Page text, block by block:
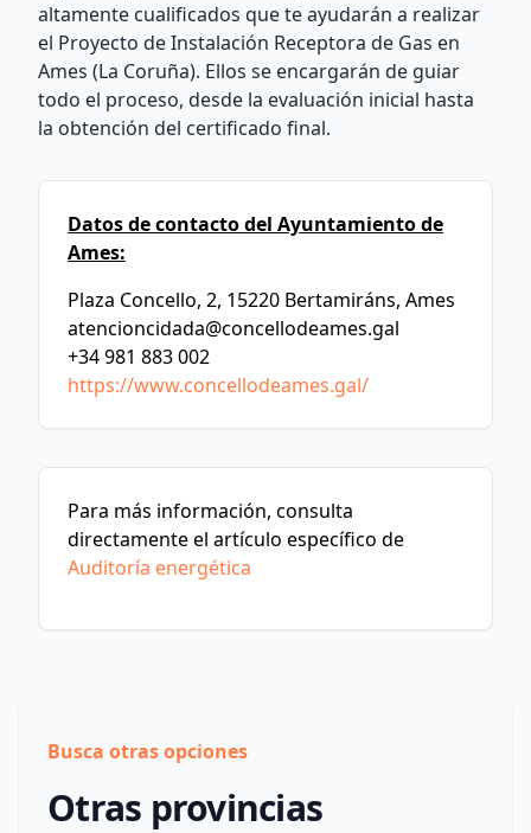
altamente cualificados que te ayudarán a realizar
el Proyecto de Instalación Receptora de Gas en
Ames (La Coruña). Ellos se encargarán de guiar
todo el proceso, desde la evaluación inicial hasta
la obtención del certificado final.
Datos de contacto del Ayuntamiento de
Ames:
Plaza Concello, 2, 15220 Bertamiráns, Ames
atencioncidada@concellodeames.gal
+34 981 883 002
https://www.concellodeames.gal/
Para más información, consulta
directamente el artículo específico de
Auditoría energética
Busca otras opciones
Otras provincias